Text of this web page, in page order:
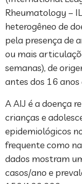
Rheumatology –
heterogêneo de
pela presença de
ou mais
semanas), de
antes dos 16 anos
A AIJ é a doença
crianças e
epidemiológicos
frequente como
dados mostram
casos/ano e